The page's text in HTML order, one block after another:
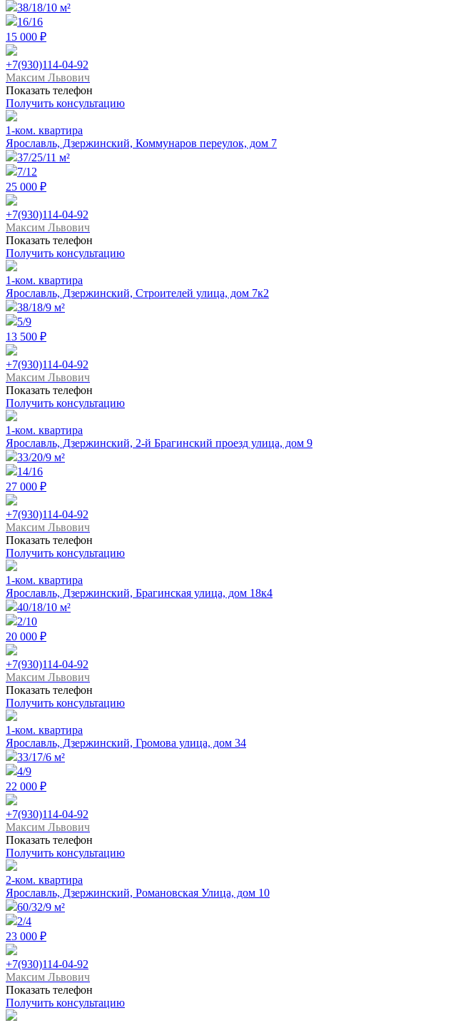
38/18/10 м²
16/16
15 000 ₽
+7(930)114-04-92
Максим Львович
Показать телефон
Получить консультацию
1-ком. квартира
Ярославль, Дзержинский, Коммунаров переулок, дом 7
37/25/11 м²
7/12
25 000 ₽
+7(930)114-04-92
Максим Львович
Показать телефон
Получить консультацию
1-ком. квартира
Ярославль, Дзержинский, Строителей улица, дом 7к2
38/18/9 м²
5/9
13 500 ₽
+7(930)114-04-92
Максим Львович
Показать телефон
Получить консультацию
1-ком. квартира
Ярославль, Дзержинский, 2-й Брагинский проезд улица, дом 9
33/20/9 м²
14/16
27 000 ₽
+7(930)114-04-92
Максим Львович
Показать телефон
Получить консультацию
1-ком. квартира
Ярославль, Дзержинский, Брагинская улица, дом 18к4
40/18/10 м²
2/10
20 000 ₽
+7(930)114-04-92
Максим Львович
Показать телефон
Получить консультацию
1-ком. квартира
Ярославль, Дзержинский, Громова улица, дом 34
33/17/6 м²
4/9
22 000 ₽
+7(930)114-04-92
Максим Львович
Показать телефон
Получить консультацию
2-ком. квартира
Ярославль, Дзержинский, Романовская Улица, дом 10
60/32/9 м²
2/4
23 000 ₽
+7(930)114-04-92
Максим Львович
Показать телефон
Получить консультацию